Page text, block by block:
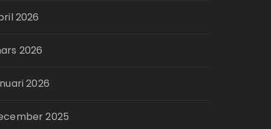
2026
2026
2026
2025